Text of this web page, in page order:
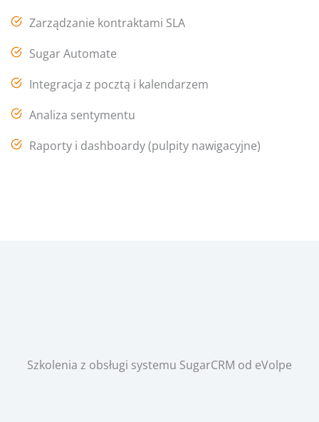
Zarządzanie kontraktami SLA
Sugar Automate
Integracja z pocztą i kalendarzem
Analiza sentymentu
Raporty i dashboardy (pulpity nawigacyjne)
Szkolenia z obsługi systemu SugarCRM od eVolpe